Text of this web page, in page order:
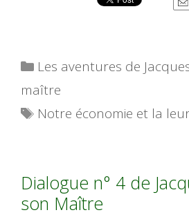
Catégories
Les aventures de
maître
Étiquettes
Notre économie et la
Dialogue n° 4 de
son Maître